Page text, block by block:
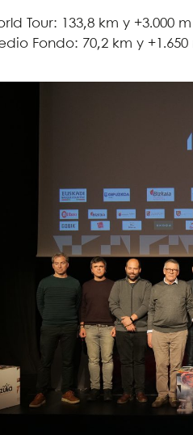
Tour: 133,8 km y +3.000
Fondo: 70,2 km y